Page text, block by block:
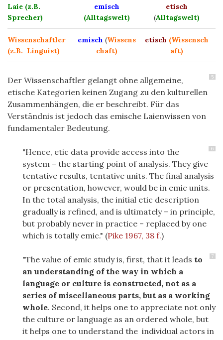
Laie (z.B.
Sprecher)
emisch
(Alltagswelt)
etisch
(Alltagswelt)
Wissenschaftler
(z.B. Linguist)
emisch (Wissens
chaft)
etisch (Wissensch
aft)
5
Der Wissenschaftler gelangt ohne allgemeine,
etische Kategorien keinen Zugang zu den kulturellen
Zusammenhängen, die er beschreibt. Für das
Verständnis ist jedoch das emische Laienwissen von
fundamentaler Bedeutung.
6
"Hence, etic data provide access into the
system – the starting point of analysis. They give
tentative results, tentative units. The final analysis
or presentation, however, would be in emic units.
In the total analysis, the initial etic description
gradually is refined, and is ultimately – in principle,
but probably never in practice – replaced by one
which is totally emic." (Pike 1967, 38 f.)
7
"The value of emic study is, first, that it leads to
an understanding of the way in which a
language or culture is constructed, not as a
series of miscellaneous parts, but as a working
whole. Second, it helps one to appreciate not only
the culture or language as an ordered whole, but
it helps one to understand the individual actors in